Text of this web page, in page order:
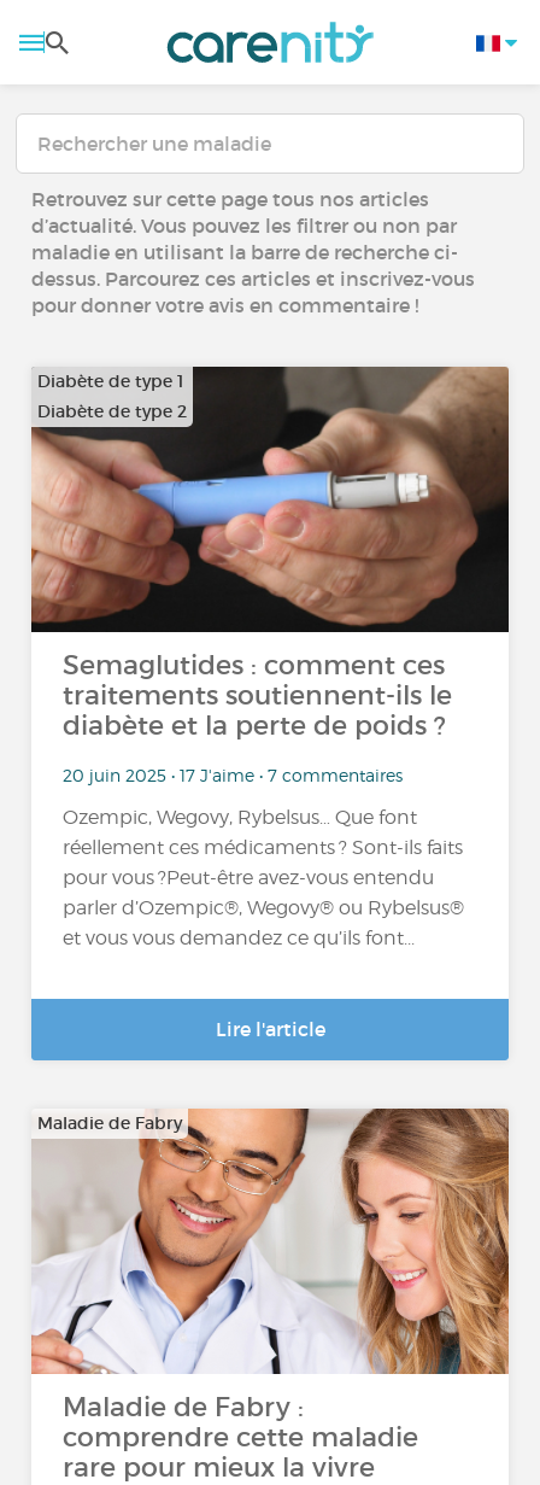
Retrouvez sur cette page tous nos articles
d’actualité. Vous pouvez les filtrer ou non par
maladie en utilisant la barre de recherche ci-
dessus. Parcourez ces articles et inscrivez-vous
pour donner votre avis en commentaire !
Diabète de type 1
Diabète de type 2
…
Semaglutides : comment ces
traitements soutiennent-ils le
diabète et la perte de poids ?
20 juin 2025 • 17 J'aime • 7 commentaires
Ozempic, Wegovy, Rybelsus… Que font
réellement ces médicaments ? Sont-ils faits
pour vous ?Peut-être avez-vous entendu
parler d’Ozempic®, Wegovy® ou Rybelsus®
et vous vous demandez ce qu’ils font...
Lire l'article
Maladie de Fabry
Maladie de Fabry :
comprendre cette maladie
rare pour mieux la vivre